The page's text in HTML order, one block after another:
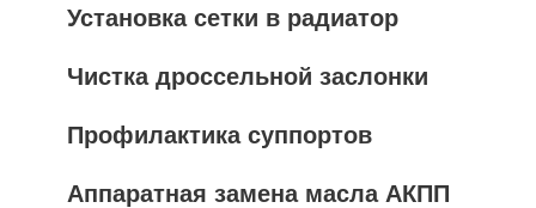
Установка сетки в радиатор
Чистка дроссельной заслонки
Профилактика суппортов
Аппаратная замена масла АКПП